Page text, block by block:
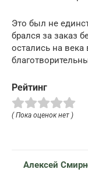
Это был не
брался за заказ
остались на
Рейтинг
( Пока оценок нет )
Алексей